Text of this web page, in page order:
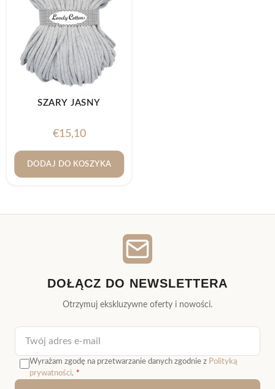
SZARY JASNY
€15,10
DODAJ DO KOSZYKA
DOŁĄCZ DO NEWSLETTERA
Otrzymuj ekskluzywne oferty i nowości.
Adres e-mail
Wyrażam zgodę na przetwarzanie danych zgodnie z Polityką
prywatności. *